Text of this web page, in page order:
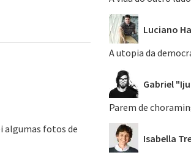
algumas fotos de
Luciano
A utopia da
Gabriel
Parem de
Isabella